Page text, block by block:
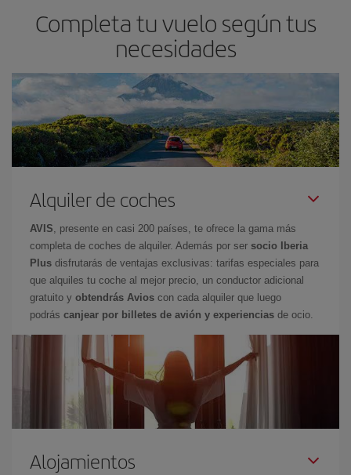
Completa tu vuelo según tus
necesidades
Alquiler de coches
AVIS , presente en casi 200 países, te ofrece la gama más
completa de coches de alquiler. Además por ser socio Iberia
Plus disfrutarás de ventajas exclusivas: tarifas especiales para
que alquiles tu coche al mejor precio, un conductor adicional
gratuito y obtendrás Avios con cada alquiler que luego
podrás canjear por billetes de avión y experiencias de ocio.
Alojamientos